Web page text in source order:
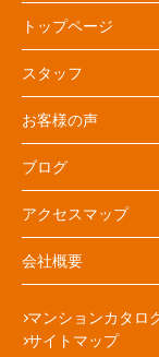
トップページ
スタッフ
お客様の声
ブログ
アクセスマップ
会社概要
マンションカタロ
サイトマップ